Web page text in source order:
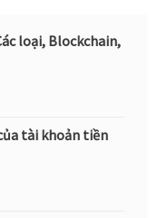
loại, Blockchain,
tài khoản tiền